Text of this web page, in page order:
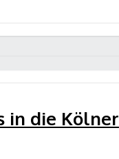
in die Kölner